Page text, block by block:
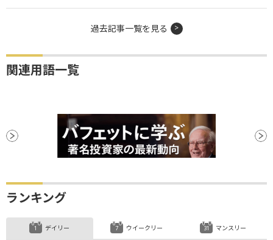
過去記事一覧を見る
関連用語一覧
ランキング
デイリー ウイークリー マンスリー